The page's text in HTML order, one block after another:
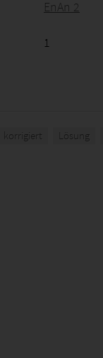
EnAn 2
1
korrigiert Lösung